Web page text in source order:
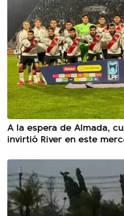
A la espera de Almada,
invirtió River en este